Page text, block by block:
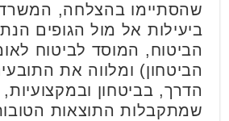
שהסתיימו בהצלחה,
ביעילות אל מול הגופים
הביטוח, המוסד לביטוח
הביטחון) ומלווה את
הדרך, בביטחון
שמתקבלות התוצאות